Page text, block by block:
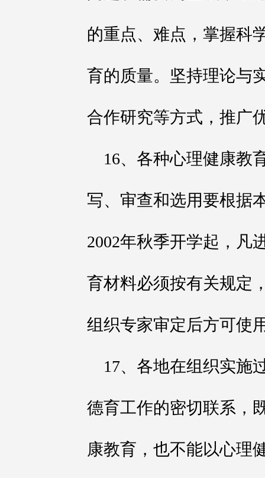
的重点、难点，掌握科
育的质量。坚持理论与
合作研究等方式，推广
16、各种心理健康教
写、审查和选用要根据
2002年秋季开学起，凡
育材料必须按有关规定
组织专家审定后方可使
17、各地在组织实施
德育工作的密切联系，
康教育，也不能以心理